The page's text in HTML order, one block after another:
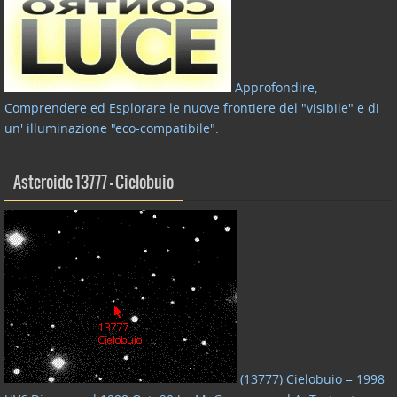
Approfondire,
Comprendere ed Esplorare le nuove frontiere del "visibile" e di
un' illuminazione "eco-compatibile".
Asteroide 13777 – Cielobuio
(13777) Cielobuio = 1998